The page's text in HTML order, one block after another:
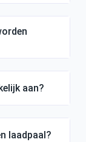
aan?
laadpaal?